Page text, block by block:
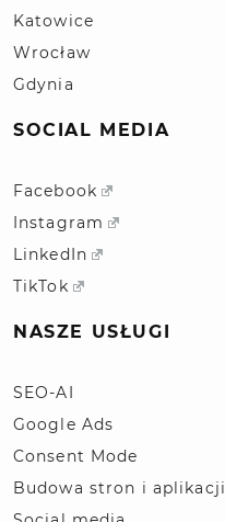
Katowice
Wrocław
Gdynia
SOCIAL MEDIA
Facebook
Instagram
LinkedIn
TikTok
NASZE USŁUGI
SEO-AI
Google Ads
Consent Mode
Budowa stron i aplikacji